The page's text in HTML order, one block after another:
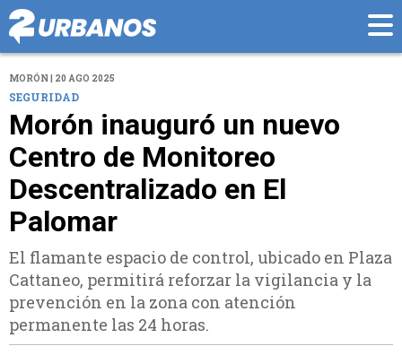
MORÓN | 20 AGO 2025
SEGURIDAD
Morón inauguró un nuevo
Centro de Monitoreo
Descentralizado en El
Palomar
El flamante espacio de control, ubicado en Plaza
Cattaneo, permitirá reforzar la vigilancia y la
prevención en la zona con atención
permanente las 24 horas.